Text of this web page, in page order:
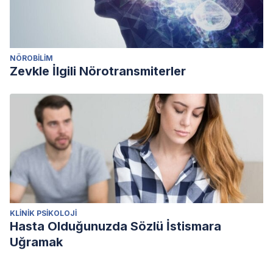
NÖROBILIM
Zevkle İlgili Nörotransmiterler
KLINIK PSIKOLOJI
Hasta Olduğunuzda Sözlü İstismara
Uğramak